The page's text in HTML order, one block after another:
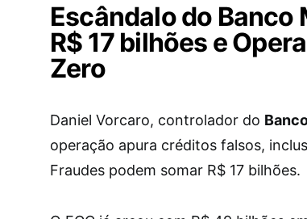
Escândalo do Banco
R$ 17 bilhões e
Zero
Daniel Vorcaro, controlador do
operação apura créditos falsos,
Fraudes podem somar R$ 17 bilhões.